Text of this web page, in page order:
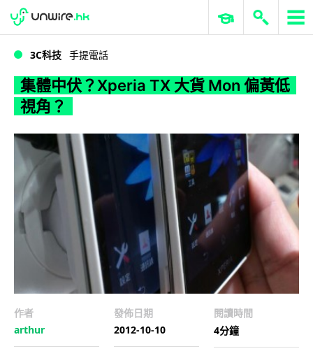
WWDC 2026 ERP 與商業 AI
3C科技 手提電話
集體中伏？Xperia TX 大貨 Mon 偏黃低
視角？
作者
arthur
發佈日期
2012-10-10
閱讀時間
4分鐘